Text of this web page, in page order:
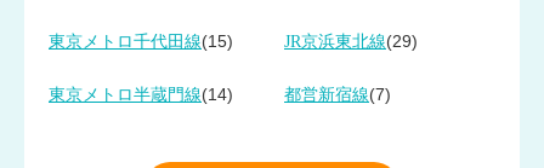
東京メトロ千代田線(15) JR京浜東北線(29)
東京メトロ半蔵門線(14) 都営新宿線(7)